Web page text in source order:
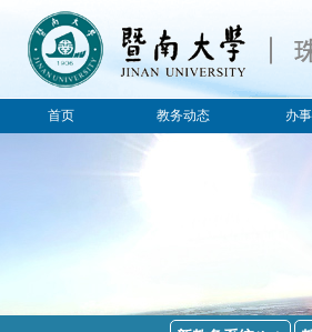
首页 教务动态 办